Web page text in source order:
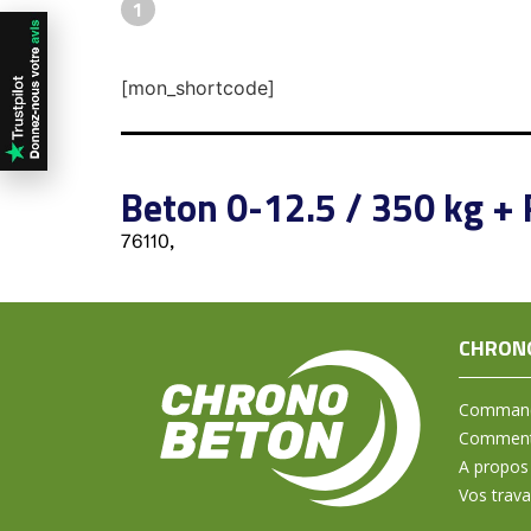
1
[mon_shortcode]
Beton 0-12.5 / 350 kg +
76110,
A propos
Vos